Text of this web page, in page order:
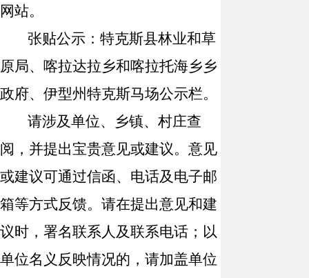
网站。
张贴公示：特克斯县林业和草
原局、 喀拉达拉乡和喀拉托海乡乡
政府、 伊型州特克斯马场公示栏。
请涉及单位、乡镇、村庄查
阅，并提出宝贵意见或建议。意见
或建议可通过信函、电话及电子邮
箱等方式反馈。请在提出意见和建
议时，署名联系人及联系电话；以
单位名义反映情况的，请加盖单位